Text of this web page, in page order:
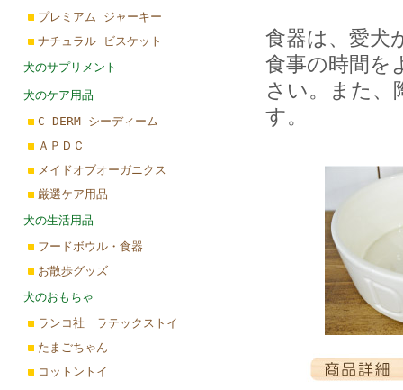
プレミアム ジャーキー
ナチュラル ビスケット
犬のサプリメント
犬のケア用品
C-DERM シーディーム
ＡＰＤＣ
メイドオブオーガニクス
厳選ケア用品
犬の生活用品
フードボウル・食器
お散歩グッズ
犬のおもちゃ
ランコ社 ラテックストイ
たまごちゃん
コットントイ
食器は、愛犬
食事の時間を
さい。また、
す。